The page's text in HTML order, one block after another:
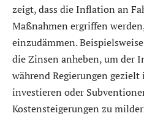
zeigt, dass die Inflation an
Maßnahmen ergriffen
einzudämmen.
die Zinsen anheben, um der
während Regierungen
investieren oder
Kostensteigerungen zu